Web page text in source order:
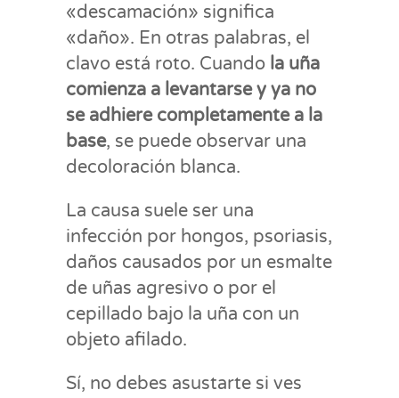
«descamación» significa
«daño». En otras palabras, el
clavo está roto. Cuando la uña
comienza a levantarse y ya no
se adhiere completamente a la
base, se puede observar una
decoloración blanca.
La causa suele ser una
infección por hongos, psoriasis,
daños causados por un esmalte
de uñas agresivo o por el
cepillado bajo la uña con un
objeto afilado.
Sí, no debes asustarte si ves